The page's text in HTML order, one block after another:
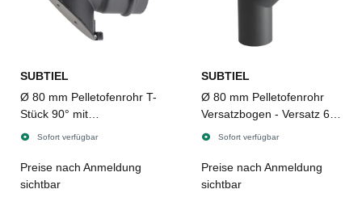
SUBTIEL
Ø 80 mm Pelletofenrohr T-
Stück 90° mit
Inspektionsklappe
Sofort verfügbar
Preise nach Anmeldung
sichtbar
SUBTIEL
Ø 80 mm Pelletofenrohr
Versatzbogen - Versatz 6
cm
Sofort verfügbar
Preise nach Anmeldung
sichtbar